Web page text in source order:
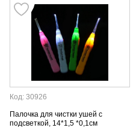
Код: 30926
Палочка для чистки ушей с
подсветкой, 14*1,5 *0,1см